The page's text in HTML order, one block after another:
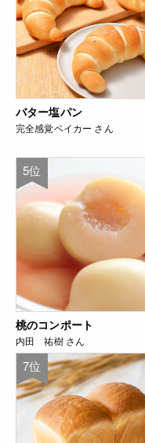
バター塩パン
完全感覚ベイカー さん
5位
桃のコンポート
内田 祐樹 さん
7位